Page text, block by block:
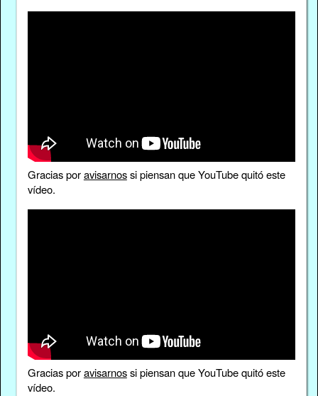
Gracias poravisarnossi piensan que YouTube quitó este
vídeo.
Gracias poravisarnossi piensan que YouTube quitó este
vídeo.